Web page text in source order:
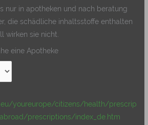
nur in apotheken und nach beratung
die schädliche inhaltsstoffe enthalten
wirken sie nicht.
eine Apotheke
youreurope/citizens/health/prescrip
prescriptions/index_de.htm